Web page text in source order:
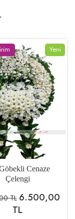
Yeni
Cenaze
Çelengi
TL 6.500,00
TL